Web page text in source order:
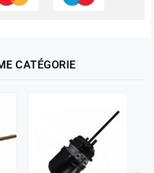
CATÉGORIE